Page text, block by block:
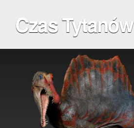
Czas Tytanów